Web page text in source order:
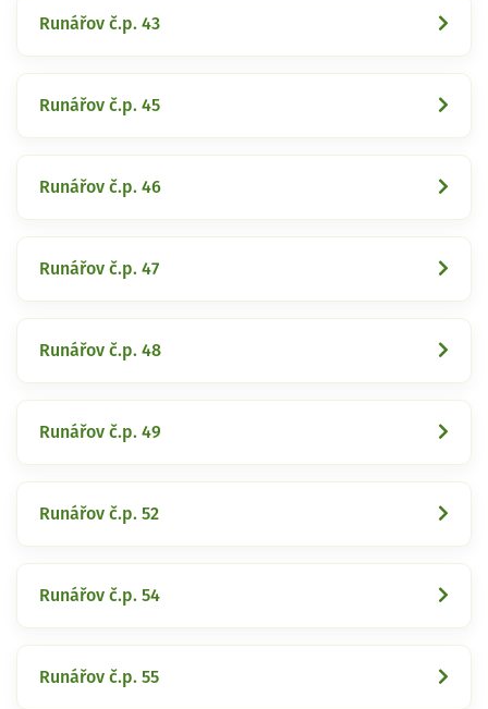
Runářov č.p. 43
Runářov č.p. 45
Runářov č.p. 46
Runářov č.p. 47
Runářov č.p. 48
Runářov č.p. 49
Runářov č.p. 52
Runářov č.p. 54
Runářov č.p. 55